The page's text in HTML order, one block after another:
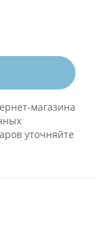
магазина
уточняйте